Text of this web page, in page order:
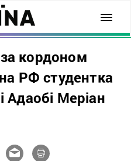
за кордоном
РФ студентка
Адаобі Меріан